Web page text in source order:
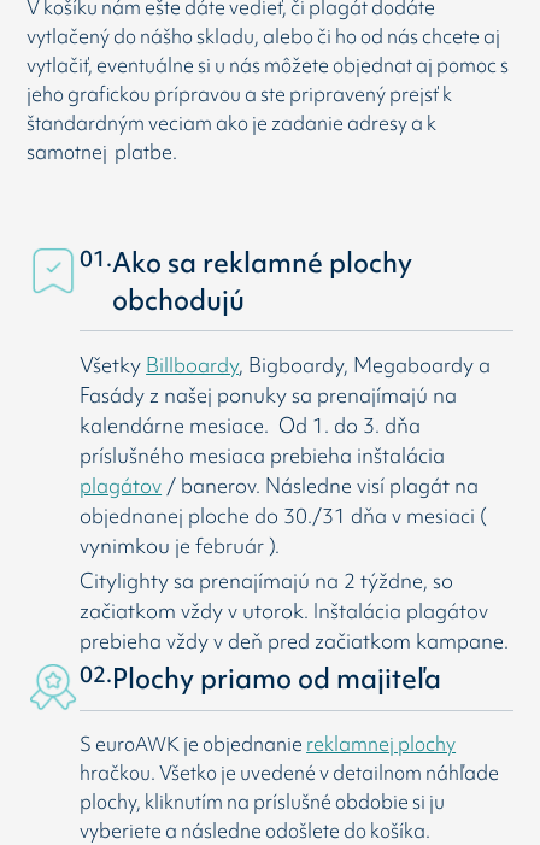
V košíku nám ešte dáte vedieť, či plagát dodáte
vytlačený do nášho skladu, alebo či ho od nás chcete aj
vytlačiť, eventuálne si u nás môžete objednat aj pomoc s
jeho grafickou prípravou a ste pripravený prejsť k
štandardným veciam ako je zadanie adresy a k
samotnej platbe.
01.Ako sa reklamné plochy
obchodujú
Všetky Billboardy, Bigboardy, Megaboardy a
Fasády z našej ponuky sa prenajímajú na
kalendárne mesiace. Od 1. do 3. dňa
príslušného mesiaca prebieha inštalácia
plagátov / banerov. Následne visí plagát na
objednanej ploche do 30./31 dňa v mesiaci (
vynimkou je február ).
Citylighty sa prenajímajú na 2 týždne, so
začiatkom vždy v utorok. Inštalácia plagátov
prebieha vždy v deň pred začiatkom kampane.
02.Plochy priamo od majiteľa
S euroAWK je objednanie reklamnej plochy
hračkou. Všetko je uvedené v detailnom náhľade
plochy, kliknutím na príslušné obdobie si ju
vyberiete a následne odošlete do košíka.